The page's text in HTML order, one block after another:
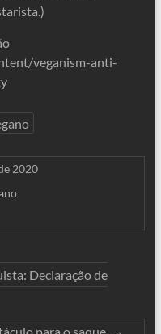
veganism-anti-
2020
Declaração de